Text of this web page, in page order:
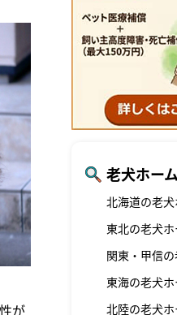
が
老犬ホー
北海道の老
東北の老犬ホ
関東・甲信
東海の老犬ホ
北陸の老犬ホ